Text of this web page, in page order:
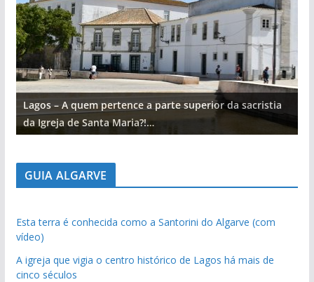
Lagos – A quem pertence a parte superior da sacristia
da Igreja de Santa Maria?!…
GUIA ALGARVE
Esta terra é conhecida como a Santorini do Algarve (com
vídeo)
A igreja que vigia o centro histórico de Lagos há mais de
cinco séculos